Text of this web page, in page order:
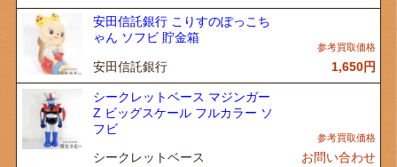
安田信託銀行 こりすのぽっこち
ゃん ソフビ 貯金箱
安田信託銀行 1,650円
シークレットベース マジンガー
Z ビッグスケール フルカラー ソ
フビ
シークレットベース お問い合わせ